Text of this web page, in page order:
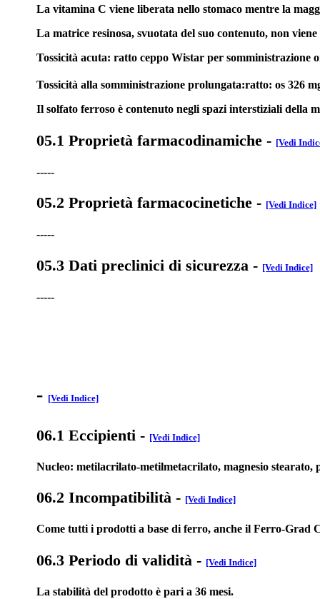
La vitamina C viene liberata nello stomaco mentre la
La matrice resinosa, svuotata del suo contenuto, non
Tossicità acuta: ratto ceppo Wistar per somministrazione
Tossicità alla somministrazione prolungata:ratto: os 326
Il solfato ferroso è contenuto negli spazi interstiziali della
05.1 Proprietà farmacodinamiche - [Vedi
-----
05.2 Proprietà farmacocinetiche - [Vedi Indice]
-----
05.3 Dati preclinici di sicurezza - [Vedi Indice]
-----
- [Vedi Indice]
06.1 Eccipienti - [Vedi Indice]
Nucleo: metilacrilato-metilmetacrilato, magnesio
06.2 Incompatibilità - [Vedi Indice]
Come tutti i prodotti a base di ferro, anche il Ferro-Grad
06.3 Periodo di validità - [Vedi Indice]
La stabilità del prodotto è pari a 36 mesi.